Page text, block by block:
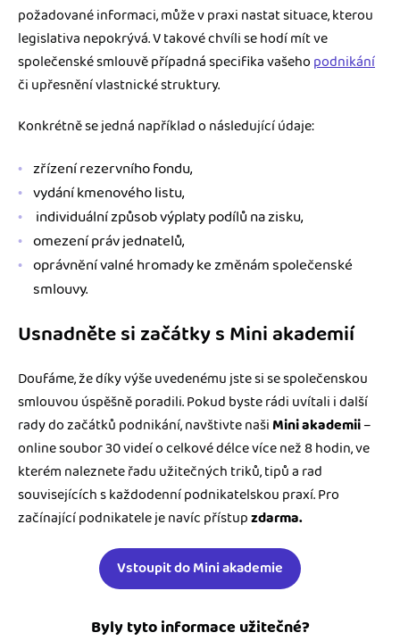
požadované informaci, může v praxi nastat situace, kterou
legislativa nepokrývá. V takové chvíli se hodí mít ve
společenské smlouvě případná specifika vašeho podnikání
či upřesnění vlastnické struktury.
Konkrétně se jedná například o následující údaje:
zřízení rezervního fondu,
vydání kmenového listu,
individuální způsob výplaty podílů na zisku,
omezení práv jednatelů,
oprávnění valné hromady ke změnám společenské
smlouvy.
Usnadněte si začátky s Mini akademií
Doufáme, že díky výše uvedenému jste si se společenskou
smlouvou úspěšně poradili. Pokud byste rádi uvítali i další
rady do začátků podnikání, navštivte naši Mini akademii–
online soubor 30 videí o celkové délce více než 8 hodin, ve
kterém naleznete řadu užitečných triků, tipů a rad
souvisejících s každodenní podnikatelskou praxí. Pro
začínající podnikatele je navíc přístupzdarma.
Vstoupit do Mini akademie
Byly tyto informace užitečné?